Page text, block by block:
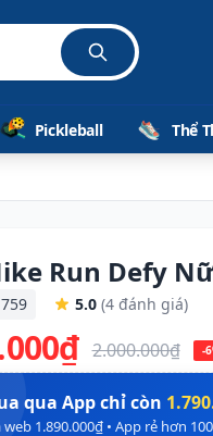
Pickleball Thể
Run Defy
5.0 (4 đánh giá)
2.000.000₫ -
qua App chỉ còn
web 1.890.000₫ • App rẻ hơn